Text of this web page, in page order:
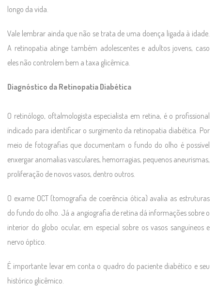
longo da vida.
Vale lembrar ainda que não se trata de uma doença ligada à idade.
A retinopatia atinge também adolescentes e adultos jovens, caso
eles não controlem bem a taxa glicêmica.
Diagnóstico da Retinopatia Diabética
O retinólogo, oftalmologista especialista em retina, é o profissional
indicado para identificar o surgimento da retinopatia diabética. Por
meio de fotografias que documentam o fundo do olho é possível
enxergar anomalias vasculares, hemorragias, pequenos aneurismas,
proliferação de novos vasos, dentro outros.
O exame OCT (tomografia de coerência ótica) avalia as estruturas
do fundo do olho. Já a angiografia de retina dá informações sobre o
interior do globo ocular, em especial sobre os vasos sanguíneos e
nervo óptico.
É importante levar em conta o quadro do paciente diabético e seu
histórico glicêmico.